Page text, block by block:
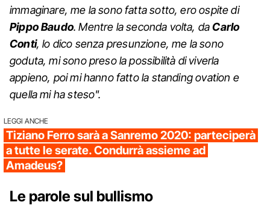
immaginare, me la sono fatta sotto, ero ospite di
Pippo Baudo. Mentre la seconda volta, daCarlo
Conti, lo dico senza presunzione, me la sono
goduta, mi sono preso la possibilità di viverla
appieno, poi mi hanno fatto la standing ovation e
quella mi ha steso".
LEGGI ANCHE
Tiziano Ferro sarà a Sanremo 2020: parteciperà
a tutte le serate. Condurrà assieme ad
Amadeus?
Le parole sul bullismo